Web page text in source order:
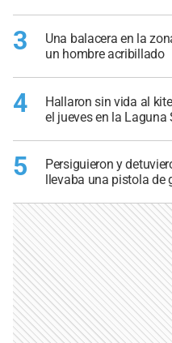
3
Una balacera en la
un hombre acribillado
4
Hallaron sin vida al
el jueves en la Laguna
5
Persiguieron y
llevaba una pistola de